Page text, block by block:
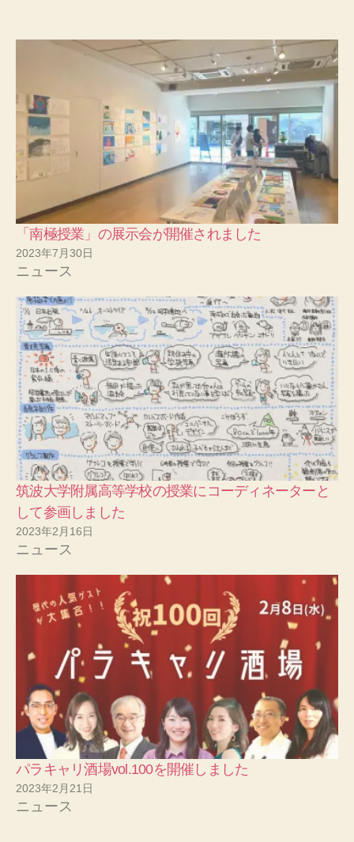
「南極授業」の展示会が開催されました
2023年7月30日
ニュース
筑波大学附属高等学校の授業にコーディネーターと
して参画しました
2023年2月16日
ニュース
パラキャリ酒場vol.100を開催しました
2023年2月21日
ニュース